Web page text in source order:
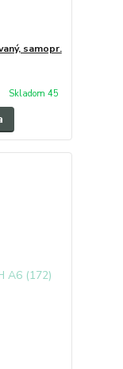
samopr.
Skladom 45